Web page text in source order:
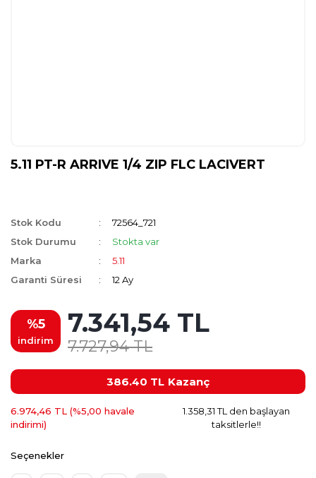
5.11 PT-R ARRIVE 1/4 ZIP FLC LACIVERT
Stok Kodu
72564_721
Stok Durumu
Stokta var
Marka
5.11
Garanti Süresi
12 Ay
%5
indirim
7.341,54 TL
7.727,94 TL
386.40 TL Kazanç
6.974,46 TL (%5,00 havale
indirimi)
1.358,31 TL den başlayan
taksitlerle!!
Seçenekler